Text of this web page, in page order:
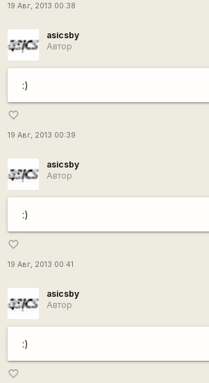
19 Авг, 2013 00:38
asicsby
Автор
:)
favorite_border
19 Авг, 2013 00:39
asicsby
Автор
:)
favorite_border
19 Авг, 2013 00:41
asicsby
Автор
:)
favorite_border